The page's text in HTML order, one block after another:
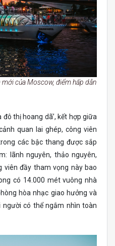
của Moscow, điểm hấp dẫn
đô thị hoang dã’, kết hợp giữa
quan lai ghép, công viên
các bậc thang được sắp
lãnh nguyên, thảo nguyên,
viên đầy tham vọng này bao
có 14.000 mét vuông nhà
hòa nhạc giao hưởng và
có thể ngắm nhìn toàn